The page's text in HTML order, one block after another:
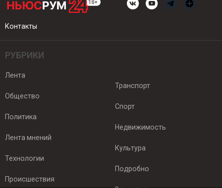
Контакты
РУБРИКИ
Лента
Общество
Политика
Лента мнений
Технологии
Происшествия
Транспорт
Спорт
Недвижимость
Культура
Подробно